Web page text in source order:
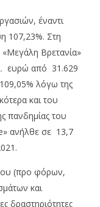
έναντι
107,23%. Στη
«Μεγάλη Βρετανία»
ευρώ από 31.629
λόγω της
και του
πανδημίας του
ανήλθε σε 13,7
(προ φόρων,
και
δραστηριότητες